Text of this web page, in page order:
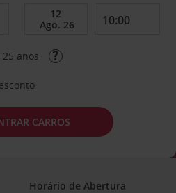
anos
CARROS
Horário de Abertura